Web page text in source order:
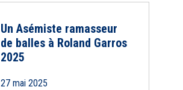
Un Asémiste ramasseur
de balles à Roland Garros
2025
27 mai 2025